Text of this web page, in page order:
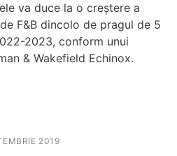
va duce la o creștere a
F&B dincolo de pragul de 5
2023, conform unui
& Wakefield Echinox.
2019